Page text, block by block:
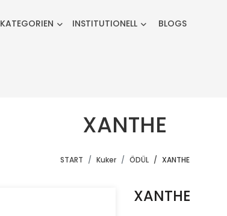
KATEGORIEN INSTITUTIONELL BLOGS
XANTHE
START Kuker ÖDÜL XANTHE
XANTHE